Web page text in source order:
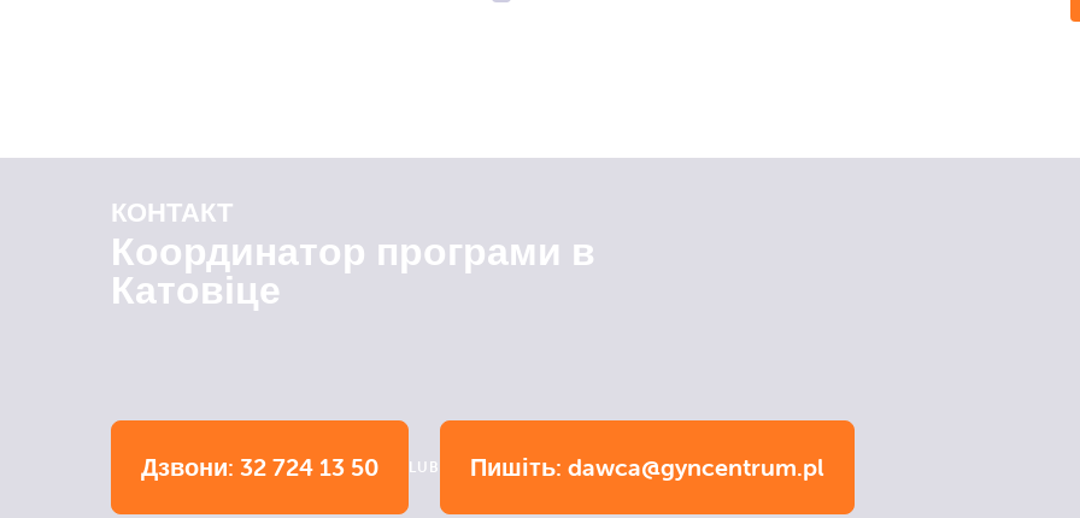
КОНТАКТ
Координатор програми в
Катовіце
Дзвони: 32 724 13 50 LUB Пишіть: dawca@gyncentrum.pl